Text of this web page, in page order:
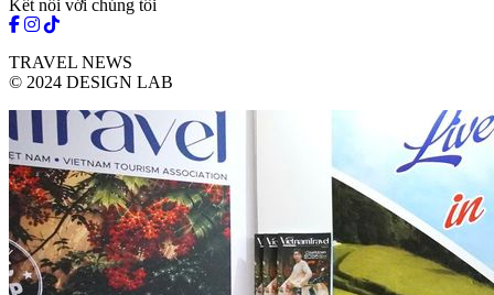
Kết nối với chúng tôi
TRAVEL NEWS
© 2024 DESIGN LAB